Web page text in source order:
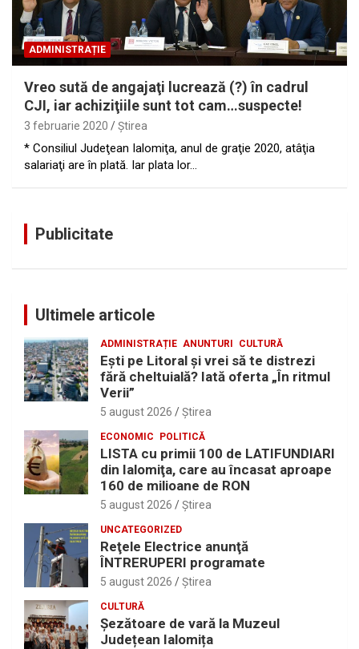
ADMINISTRAȚIE
Vreo sută de angajaţi lucrează (?) în cadrul
CJI, iar achiziţiile sunt tot cam…suspecte!
3 februarie 2020 Ştirea
* Consiliul Judeţean Ialomiţa, anul de graţie 2020, atâţia
salariaţi are în plată. Iar plata lor…
Publicitate
Ultimele articole
ADMINISTRAȚIE ANUNTURI CULTURĂ
Eşti pe Litoral şi vrei să te distrezi
fără cheltuială? Iată oferta „În ritmul
Verii”
5 august 2026 Ştirea
ECONOMIC POLITICĂ
LISTA cu primii 100 de LATIFUNDIARI
din Ialomiţa, care au încasat aproape
160 de milioane de RON
5 august 2026 Ştirea
UNCATEGORIZED
Reţele Electrice anunţă
ÎNTRERUPERI programate
5 august 2026 Ştirea
CULTURĂ
Șezătoare de vară la Muzeul
Județean Ialomița